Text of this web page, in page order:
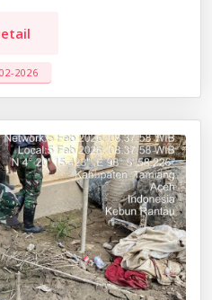
2026